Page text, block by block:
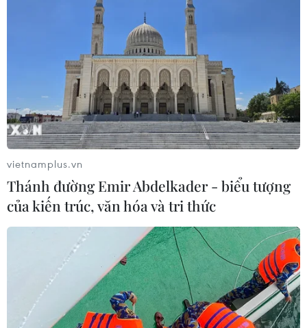
quả nghiêm trọng" theo quy định tại Điều 222, khoản 3-
Vụ thông thầu ở Bệnh viện Tim Hà Nội:
Nguyễn Quang Tuấn thừa nhận sai
vietnamplus.vn
Thánh đường Emir Abdelkader - biểu tượng
của kiến trúc, văn hóa và tri thức